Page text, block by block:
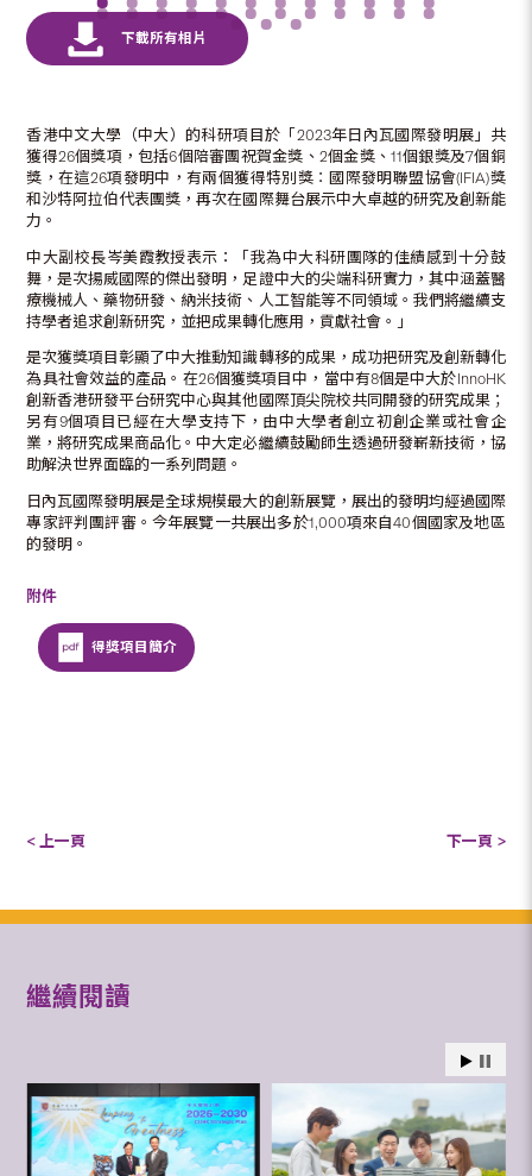
香港中文大學（中大）的科研項目於「2023年日內瓦國際發明展」共
獲得26個獎項，包括6個陪審團祝賀金獎、2個金獎、11個銀獎及7個銅
獎，在這26項發明中，有兩個獲得特別獎︰國際發明聯盟協會(IFIA)獎
和沙特阿拉伯代表團獎，再次在國際舞台展示中大卓越的研究及創新能
力。
中大副校長岑美霞教授表示：「我為中大科研團隊的佳績感到十分鼓
舞，是次揚威國際的傑出發明，足證中大的尖端科研實力，其中涵蓋醫
療機械人、藥物研發、納米技術、人工智能等不同領域。我們將繼續支
持學者追求創新研究，並把成果轉化應用，貢獻社會。」
是次獲獎項目彰顯了中大推動知識轉移的成果，成功把研究及創新轉化
為具社會效益的產品。在26個獲獎項目中，當中有8個是中大於InnoHK
創新香港研發平台研究中心與其他國際頂尖院校共同開發的研究成果；
另有9個項目已經在大學支持下，由中大學者創立初創企業或社會企
業，將研究成果商品化。中大定必繼續鼓勵師生透過研發嶄新技術，協
助解決世界面臨的一系列問題。
日內瓦國際發明展是全球規模最大的創新展覽，展出的發明均經過國際
專家評判團評審。今年展覽一共展出多於1,000項來自40個國家及地區
的發明。
附件
得獎項目簡介
< 上一頁 下一頁 >
繼續閱讀